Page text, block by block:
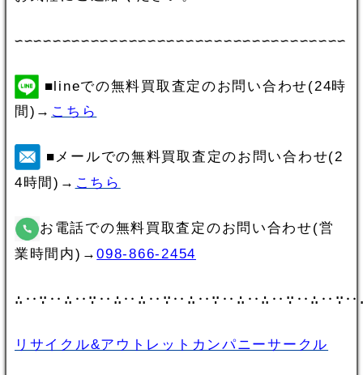
∽∽∽∽∽∽∽∽∽∽∽∽∽∽∽∽∽∽∽∽∽∽∽∽∽∽∽∽∽∽∽∽∽∽∽
■lineでの無料買取査定のお問い合わせ(24時
間)→ こちら
■メールでの無料買取査定のお問い合わせ(2
4時間)→ こちら
お電話での無料買取査定のお問い合わせ(営
業時間内)→098-866-2454
リサイクル&アウトレットカンパニーサークル